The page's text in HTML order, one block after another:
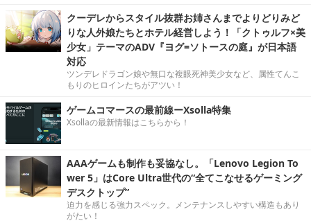
クーデレからスタイル抜群お姉さんまでよりどりみど
りな人外娘たちとホテル経営しよう！「クトゥルフ×美
少女」テーマのADV『ヨグ=ソトースの庭』が日本語
対応
ツンデレドラゴン娘や無口な複眼死神美少女など、属性てんこ
もりのヒロインたちがアツい！
ゲームコマースの最前線ーXsolla特集
Xsollaの最新情報はこちらから！
AAAゲームも制作も妥協なし。「Lenovo Legion To
wer 5」はCore Ultra世代の“全てこなせるゲーミング
デスクトップ”
迫力を感じる強力スペック。メンテナンスしやすい構造もあり
がたい！